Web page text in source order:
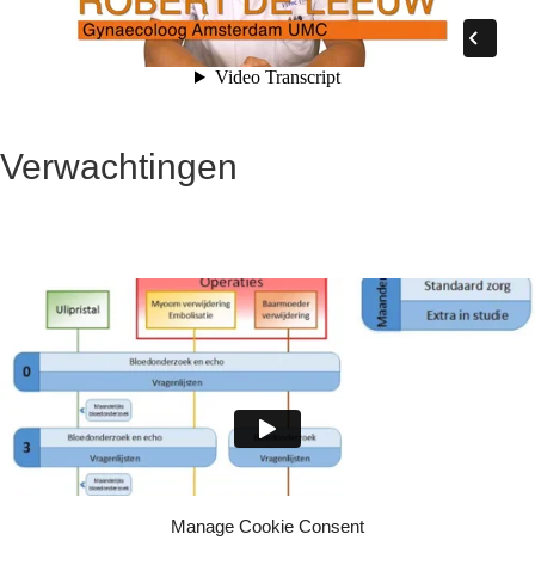
Manage Cookie Consent
Verwachtingen